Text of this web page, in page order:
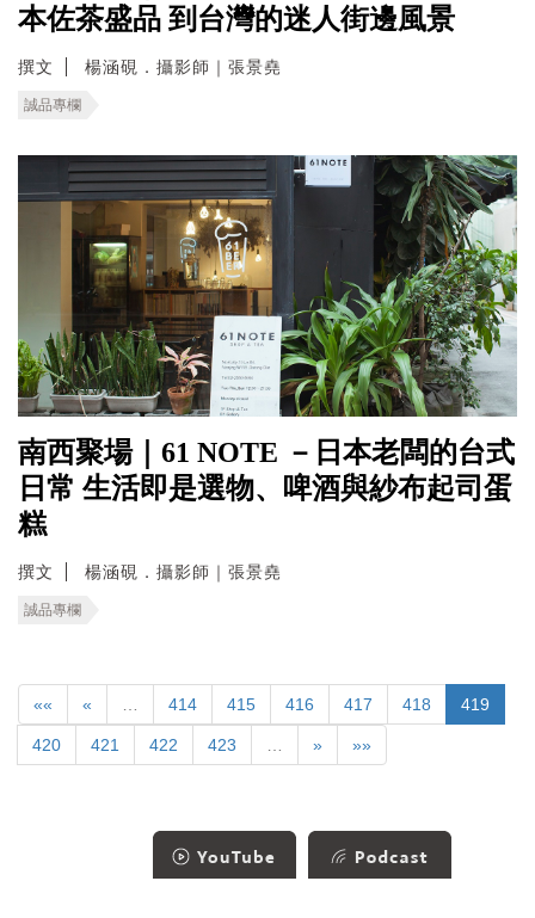
本佐茶盛品 到台灣的迷人街邊風景
撰文 楊涵硯．攝影師｜張景堯
誠品專欄
南西聚場｜61 NOTE －日本老闆的台式
日常 生活即是選物、啤酒與紗布起司蛋
糕
撰文 楊涵硯．攝影師｜張景堯
誠品專欄
«« « 414 415 416 417 418 419
420 421 422 423 » »»